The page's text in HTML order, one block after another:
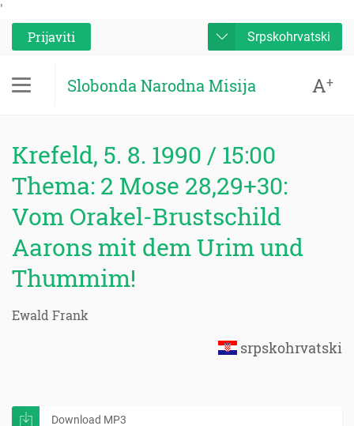
'
Prijaviti
Srpskohrvatski
Slobonda Narodna Misija A+
Krefeld, 5. 8. 1990 / 15:00
Thema: 2 Mose 28,29+30:
Vom Orakel-Brustschild
Aarons mit dem Urim und
Thummim!
Ewald Frank
srpskohrvatski
Download MP3